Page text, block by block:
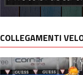
COLLEGAMENTI